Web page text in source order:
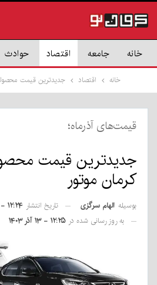
خانه جامعه اقتصاد حوادث
خانه اقتصاد جدیدترین قیمت
قیمت‌های آذرماه؛
جدیدترین قیمت
کرمان موتور
بوسیله الهام سرگزی تاریخ انتشار ۱۲:۲۴ - ۱۳ آذر ۱۴۰۳
به روز رسانی شده در ۱۲:۲۵ - ۱۳ آذر ۱۴۰۳